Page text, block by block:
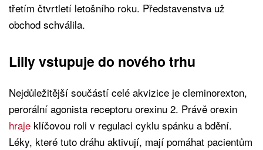
třetím čtvrtletí letošního roku. Představenstva už
obchod schválila.
Lilly vstupuje do nového trhu
Nejdůležitější součástí celé akvizice je cleminorexton,
perorální agonista receptoru orexinu 2. Právě orexin
hraje klíčovou roli v regulaci cyklu spánku a bdění.
Léky, které tuto dráhu aktivují, mají pomáhat pacientům